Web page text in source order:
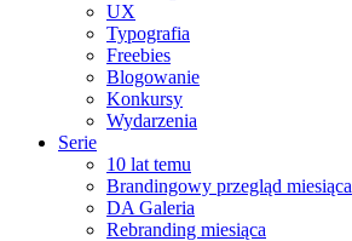
UX
Typografia
Freebies
Blogowanie
Konkursy
Wydarzenia
Serie
10 lat temu
Brandingowy przegląd miesiąca
DA Galeria
Rebranding miesiąca